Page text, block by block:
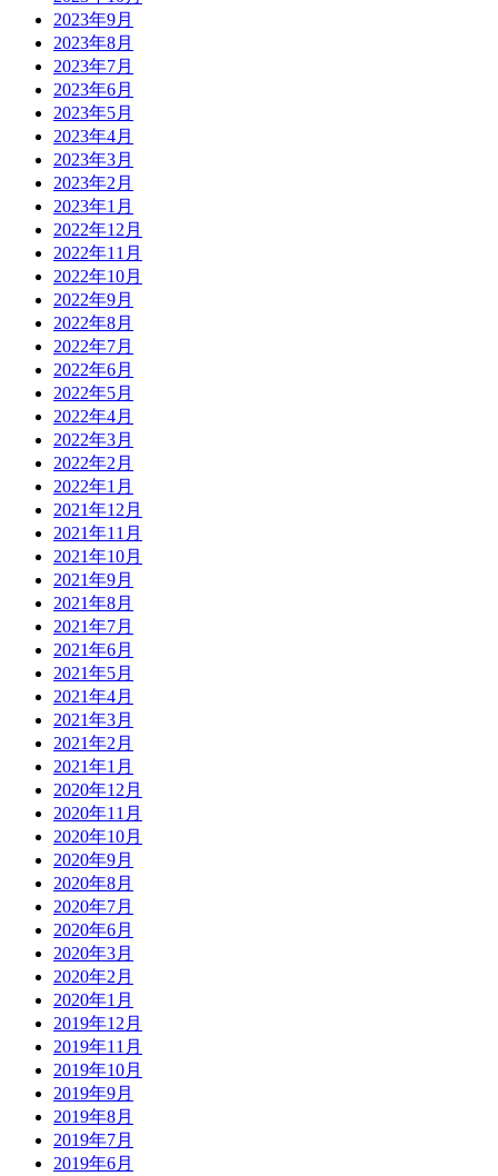
2023年9月
2023年8月
2023年7月
2023年6月
2023年5月
2023年4月
2023年3月
2023年2月
2023年1月
2022年12月
2022年11月
2022年10月
2022年9月
2022年8月
2022年7月
2022年6月
2022年5月
2022年4月
2022年3月
2022年2月
2022年1月
2021年12月
2021年11月
2021年10月
2021年9月
2021年8月
2021年7月
2021年6月
2021年5月
2021年4月
2021年3月
2021年2月
2021年1月
2020年12月
2020年11月
2020年10月
2020年9月
2020年8月
2020年7月
2020年6月
2020年3月
2020年2月
2020年1月
2019年12月
2019年11月
2019年10月
2019年9月
2019年8月
2019年7月
2019年6月